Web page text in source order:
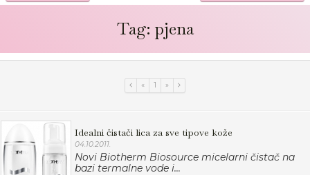
Relax
Tag: pjena
« 1 »
Idealni čistači lica za sve tipove kože
04.10.2011.
Novi Biotherm Biosource micelarni čistač na
bazi termalne vode i...